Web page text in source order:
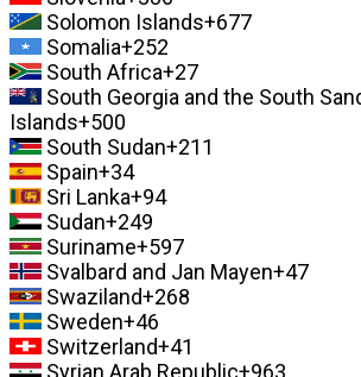
Solomon Islands+677
Somalia+252
South Africa+27
South Georgia and the South
Islands+500
South Sudan+211
Spain+34
Sri Lanka+94
Sudan+249
Suriname+597
Svalbard and Jan Mayen+47
Swaziland+268
Sweden+46
Switzerland+41
Syrian Arab Republic+963